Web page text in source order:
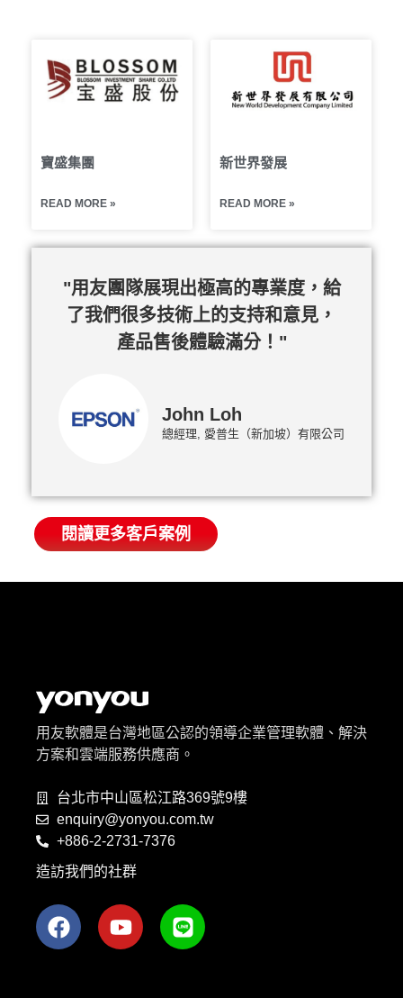
寶盛集團
READ MORE »
新世界發展
READ MORE »
"用友團隊展現出極高的專業度，給
了我們很多技術上的支持和意見，
產品售後體驗滿分！"
John Loh
總經理, 愛普生（新加坡）有限公司
閱讀更多客戶案例
用友軟體是台灣地區公認的領導企業管理軟體、解決
方案和雲端服務供應商。
台北市中山區松江路369號9樓
enquiry@yonyou.com.tw
+886-2-2731-7376
造訪我們的社群